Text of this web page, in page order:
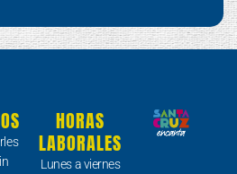
HORAS
LABORALES
Lunes a viernes